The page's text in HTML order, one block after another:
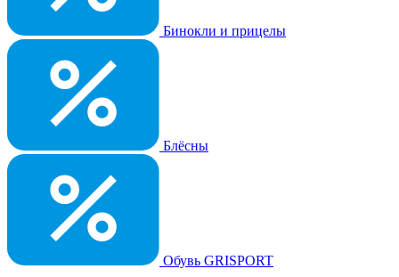
Бинокли и прицелы
Блёсны
Обувь GRISPORT